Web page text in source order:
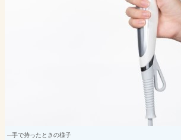
手で持ったときの様子